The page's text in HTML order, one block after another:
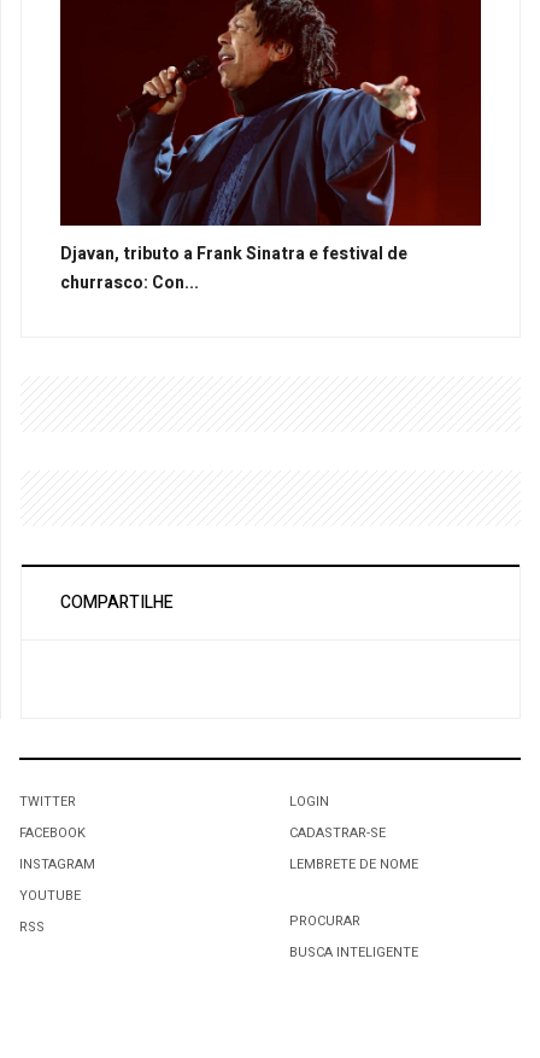
Djavan, tributo a Frank Sinatra e festival de
churrasco: Con...
COMPARTILHE
TWITTER
FACEBOOK
INSTAGRAM
YOUTUBE
RSS
LOGIN
CADASTRAR-SE
LEMBRETE DE NOME
PROCURAR
BUSCA INTELIGENTE